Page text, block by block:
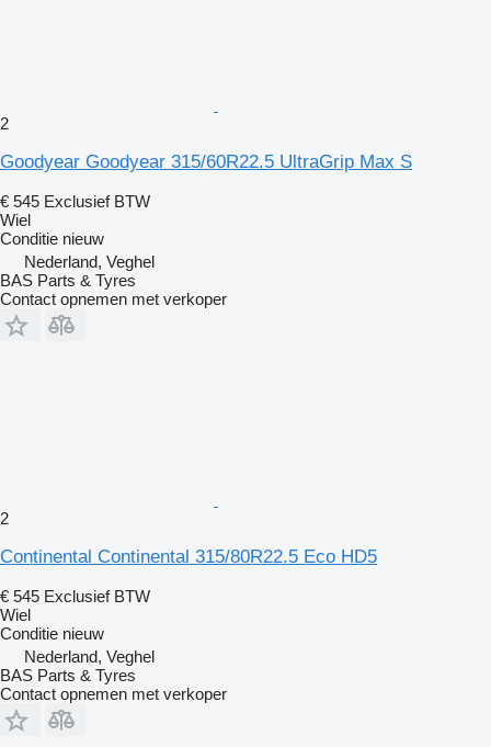
2
Goodyear Goodyear 315/60R22.5 UltraGrip Max S
€ 545 Exclusief BTW
Wiel
Conditie nieuw
Nederland, Veghel
BAS Parts & Tyres
Contact opnemen met verkoper
2
Continental Continental 315/80R22.5 Eco HD5
€ 545 Exclusief BTW
Wiel
Conditie nieuw
Nederland, Veghel
BAS Parts & Tyres
Contact opnemen met verkoper